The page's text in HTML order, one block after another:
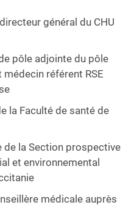
général du CHU
pôle adjointe du pôle
référent RSE
la Faculté de santé de
de la Section prospective
et environnemental
médicale auprès